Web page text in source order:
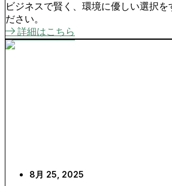
ビジネスで賢く、環境に優しい選択を
ださい。
詳細はこちら
8月 25, 2025